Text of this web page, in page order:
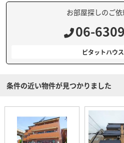
お部屋探しのご
06-
ピタットハウ
条件の近い物件が見つかりました